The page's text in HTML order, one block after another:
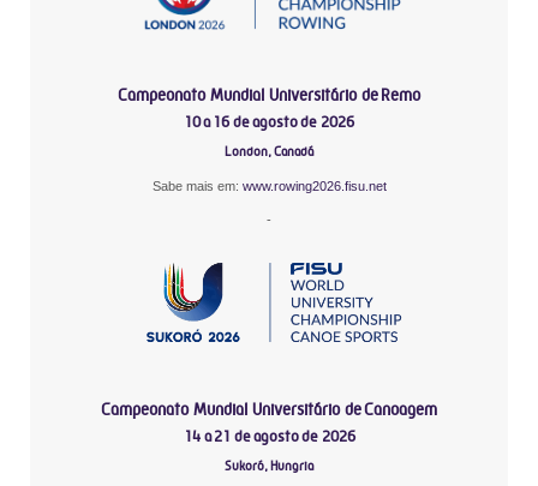
Campeonato Mundial Universitário de Remo
10 a 16 de agosto de 2026
London, Canadá
Sabe mais em: www.rowing2026.fisu.net
-
Campeonato Mundial Universitário de Canoagem
14 a 21 de agosto de 2026
Sukoró, Hungria